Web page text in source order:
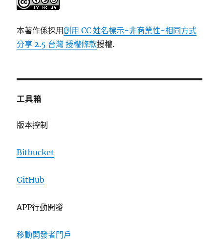
本著作係採用創用 CC 姓名標示-非商業性-相同方式
分享 2.5 台灣 授權條款授權.
工具箱
版本控制
Bitbucket
GitHub
APP行動開發
移動開發者門戶